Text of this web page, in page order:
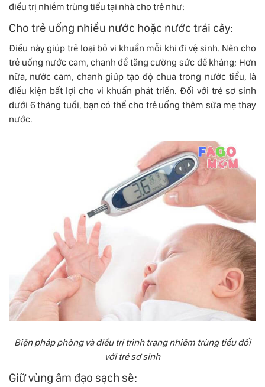
điều trị nhiễm trùng tiểu tại nhà cho trẻ như:
Cho trẻ uống nhiều nước hoặc nước trái cây:
Điều này giúp trẻ loại bỏ vi khuẩn mỗi khi đi vệ sinh. Nên cho
trẻ uống nước cam, chanh để tăng cường sức đề kháng; Hơn
nữa, nước cam, chanh giúp tạo độ chua trong nước tiểu, là
điều kiện bất lợi cho vi khuẩn phát triển. Đối với trẻ sơ sinh
dưới 6 tháng tuổi, bạn có thể cho trẻ uống thêm sữa mẹ thay
nước.
Biện pháp phòng và điều trị trình trạng nhiêm trùng tiều đối
với trẻ sơ sinh
Giữ vùng âm đạo sạch sẽ: